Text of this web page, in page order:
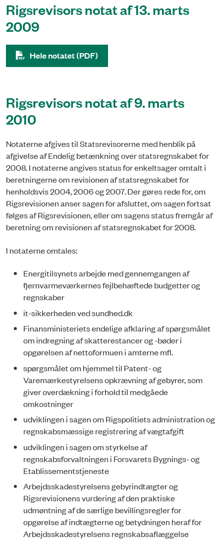
Rigsrevisors notat af 13. marts
2009
Hele notatet (PDF)
Rigsrevisors notat af 9. marts
2010
Notaterne afgives til Statsrevisorerne med henblik på
afgivelse af Endelig betænkning over statsregnskabet for
2008. I notaterne angives status for enkeltsager omtalt i
beretningerne om revisionen af statsregnskabet for
henholdsvis 2004, 2006 og 2007. Der gøres rede for, om
Rigsrevisionen anser sagen for afsluttet, om sagen fortsat
følges af Rigsrevisionen, eller om sagens status fremgår af
beretning om revisionen af statsregnskabet for 2008.
I notaterne omtales:
Energitilsynets arbejde med gennemgangen af
fjernvarmeværkernes fejlbehæftede budgetter og
regnskaber
it-sikkerheden ved sundhed.dk
Finansministeriets endelige afklaring af spørgsmålet
om indregning af skatterestancer og -bøder i
opgørelsen af nettoformuen i amterne mfl.
spørgsmålet om hjemmel til Patent- og
Varemærkestyrelsens opkrævning af gebyrer, som
giver overdækning i forhold til medgåede
omkostninger
udviklingen i sagen om Rigspolitiets administration og
regnskabsmæssige registrering af vægtafgift
udviklingen i sagen om styrkelse af
regnskabsforvaltningen i Forsvarets Bygnings- og
Etablissementstjeneste
Arbejdsskadestyrelsens gebyrindtægter og
Rigsrevisionens vurdering af den praktiske
udmøntning af de særlige bevillingsregler for
opgørelse af indtægterne og betydningen heraf for
Arbejdsskadestyrelsens regnskabsaflæggelse